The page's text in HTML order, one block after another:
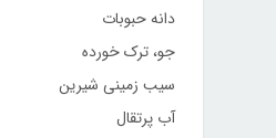
دانه حبوبات
جو، ترک خورده
سیب زمینی شیرین
آب پرتقال